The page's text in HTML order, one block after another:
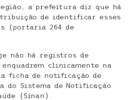
a prefeitura diz que há
de identificar esses
(portaria 264 de
não há registros de
clinicamente na
ficha de notificação de
do Sistema de Notificação
(Sinan).